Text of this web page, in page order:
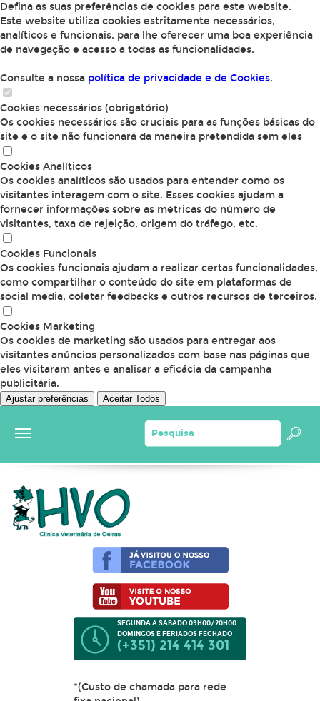
Defina as suas preferências de cookies para este website.
Este website utiliza cookies estritamente necessários,
analíticos e funcionais, para lhe oferecer uma boa experiência
de navegação e acesso a todas as funcionalidades.
Consulte a nossa política de privacidade e de Cookies.
Cookies necessários (obrigatório)
Os cookies necessários são cruciais para as funções básicas do
site e o site não funcionará da maneira pretendida sem eles
Cookies Analíticos
Os cookies analíticos são usados para entender como os
visitantes interagem com o site. Esses cookies ajudam a
fornecer informações sobre as métricas do número de
visitantes, taxa de rejeição, origem do tráfego, etc.
Cookies Funcionais
Os cookies funcionais ajudam a realizar certas funcionalidades,
como compartilhar o conteúdo do site em plataformas de
social media, coletar feedbacks e outros recursos de terceiros.
Cookies Marketing
Os cookies de marketing são usados para entregar aos
visitantes anúncios personalizados com base nas páginas que
eles visitaram antes e analisar a eficácia da campanha
publicitária.
Ajustar preferências Aceitar Todos
SEGUNDA A SÁBADO 09H00/20H00
DOMINGOS E FERIADOS FECHADO
(+351) 214 414 301
*(Custo de chamada para rede